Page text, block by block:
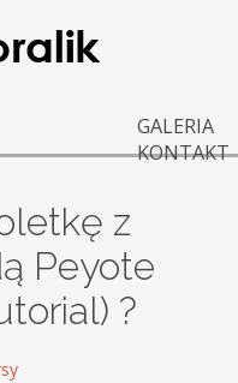
GALERIA
KONTAKT
z
Peyote
?